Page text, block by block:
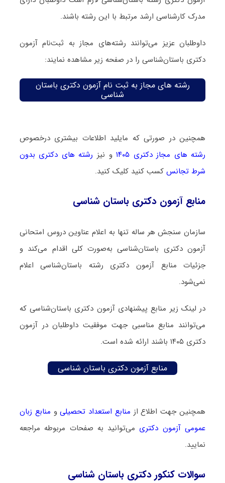
مدرک کارشناسی ارشد مرتبط با این رشته باشند.
داوطلبان عزیز می‌توانند رشته‌های مجاز به ثبت‌نام آزمون
دکتری باستان‌شناسی را در صفحه زیر مشاهده نمایند:
رشته های مجاز به ثبت نام آزمون دکتری باستان‌
شناسی
همچنین در صورتی که مایلید اطلاعات بیشتری درخصوص
رشته های مجاز دکتری ۱۴۰۵
و نیز رشته های دکتری بدون
شرط تجانسکسب کنید کلیک کنید.
منابع آزمون دکتری باستان‌ شناسی
سازمان سنجش هر ساله تنها به اعلام عناوین دروس امتحانی
آزمون دکتری باستان‌شناسی به‌صورت کلی اقدام می‌کند و
جزئیات منابع آزمون دکتری رشته باستان‌شناسی اعلام
نمی‌شود.
در لینک زیر منابع پیشنهادی آزمون دکتری باستان‌شناسی که
می‌توانند منابع مناسبی جهت موفقیت داوطلبان در آزمون
دکتری ۱۴۰۵ باشند ارائه شده است.
منابع آزمون دکتری باستان‌ شناسی
همچنین جهت اطلاع از منابع استعداد تحصیلیو منابع زبان
عمومی آزمون دکتری می‌توانید به صفحات مربوطه مراجعه
نمایید.
سوالات کنکور دکتری باستان‌ شناسی